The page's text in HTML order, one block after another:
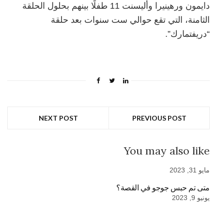
دايمون ورهينيرا وأليسنت 11 طفلًا بينهم بحلول الحلقة
الثامنة، التي تقع حوالي ست سنوات بعد حلقة
“دريفتمارك”.
PREVIOUS POST
NEXT POST
You may also like
مايو 31, 2023
متى تم حبس جوجو في القصة؟
يونيو 9, 2023